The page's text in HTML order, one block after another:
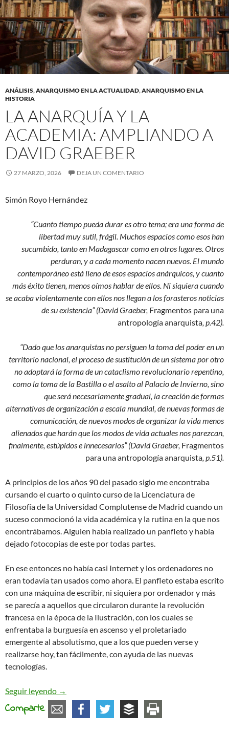
ANÁLISIS,ANARQUISMO EN LA ACTUALIDAD,ANARQUISMO EN LA
HISTORIA
LA ANARQUÍA Y LA
ACADEMIA: AMPLIANDO A
DAVID GRAEBER
27 MARZO, 2026 DEJA UN COMENTARIO
Simón Royo Hernández
“Cuanto tiempo pueda durar es otro tema; era una forma de
libertad muy sutil, frágil. Muchos espacios como esos han
sucumbido, tanto en Madagascar como en otros lugares. Otros
perduran, y a cada momento nacen nuevos. El mundo
contemporáneo está lleno de esos espacios anárquicos, y cuanto
más éxito tienen, menos oímos hablar de ellos. Ni siquiera cuando
se acaba violentamente con ellos nos llegan a los forasteros noticias
de su existencia” (David Graeber, Fragmentos para una
antropología anarquista, p.42).
“Dado que los anarquistas no persiguen la toma del poder en un
territorio nacional, el proceso de sustitución de un sistema por otro
no adoptará la forma de un cataclismo revolucionario repentino,
como la toma de la Bastilla o el asalto al Palacio de Invierno, sino
que será necesariamente gradual, la creación de formas
alternativas de organización a escala mundial, de nuevas formas de
comunicación, de nuevos modos de organizar la vida menos
alienados que harán que los modos de vida actuales nos parezcan,
finalmente, estúpidos e innecesarios” (David Graeber, Fragmentos
para una antropología anarquista, p.51).
A principios de los años 90 del pasado siglo me encontraba
cursando el cuarto o quinto curso de la Licenciatura de
Filosofía de la Universidad Complutense de Madrid cuando un
suceso conmocionó la vida académica y la rutina en la que nos
encontrábamos. Alguien había realizado un panfleto y había
dejado fotocopias de este por todas partes.
En ese entonces no había casi Internet y los ordenadores no
eran todavía tan usados como ahora. El panfleto estaba escrito
con una máquina de escribir, ni siquiera por ordenador y más
se parecía a aquellos que circularon durante la revolución
francesa en la época de la Ilustración, con los cuales se
enfrentaba la burguesía en ascenso y el proletariado
emergente al absolutismo, que a los que pueden verse y
realizarse hoy, tan fácilmente, con ayuda de las nuevas
tecnologías.
Seguir leyendo La Anarquía y la Academia: ampliando a David
→
Comparte